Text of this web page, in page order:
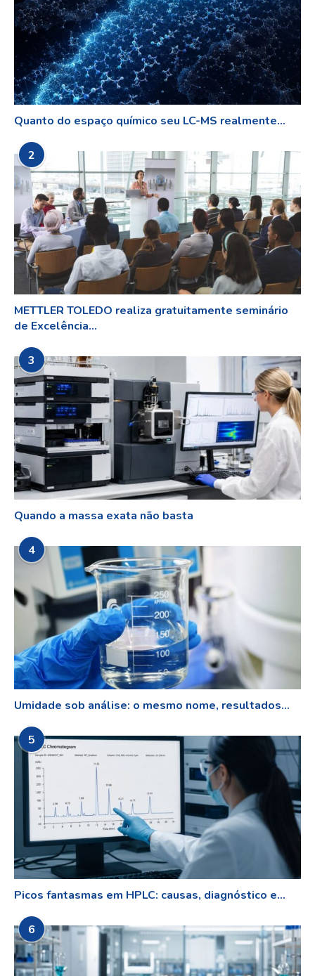
Quanto do espaço químico seu LC-MS realmente...
2
METTLER TOLEDO realiza gratuitamente seminário
de Excelência...
3
Quando a massa exata não basta
4
Umidade sob análise: o mesmo nome, resultados...
5
Picos fantasmas em HPLC: causas, diagnóstico e...
6